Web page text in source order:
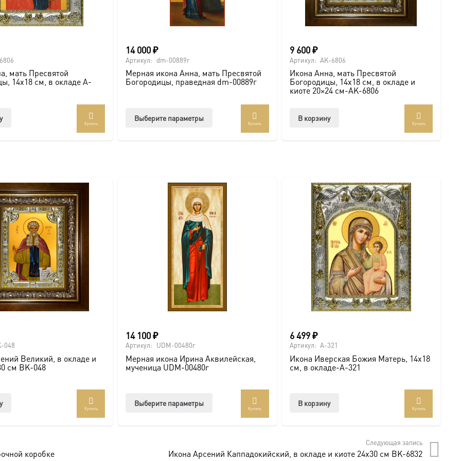
Крещение, юбилей).
образа в стильном и солидном обрамлении.
Подписывайтесь на нашу группу ВКонтакте: https://vk.com/ikonaspas
для вашей иконы, придающее образу особую значимость и монументальность.
мать Пресвятой
14х18 см, в окладе A-
Купить
14 000₽
Артикул: dm-00889г
Мерная икона Анна, мать Пресвятой
Богородицы, праведная dm-00889г
Выберите параметры
можно
выбрать
на
странице
товара.
Купить
9 600₽
Артикул: AK-6806
Икона Анна, мать Пресвятой
Богородицы, 14х18 см, в окладе и
киоте 20×24 см-AK-6806
В корзину
Купить
048
Великий, в окладе и
см BK-048
Купить
14 100₽
Артикул: UDM-00480r
Мерная икона Ирина Аквилейская,
мученица UDM-00480r
Выберите параметры
Купить
6 499₽
Артикул: A-321
Икона Иверская Божия Матерь, 14х18
см, в окладе-A-321
В корзину
Купить
коробке
Следующая запись
Икона Арсений Каппадокийский, в окладе и киоте 24х30 см BK-6832